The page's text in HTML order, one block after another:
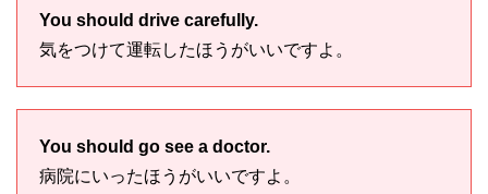
You should drive carefully.
気をつけて運転したほうがいいですよ。
You should go see a doctor.
病院にいったほうがいいですよ。